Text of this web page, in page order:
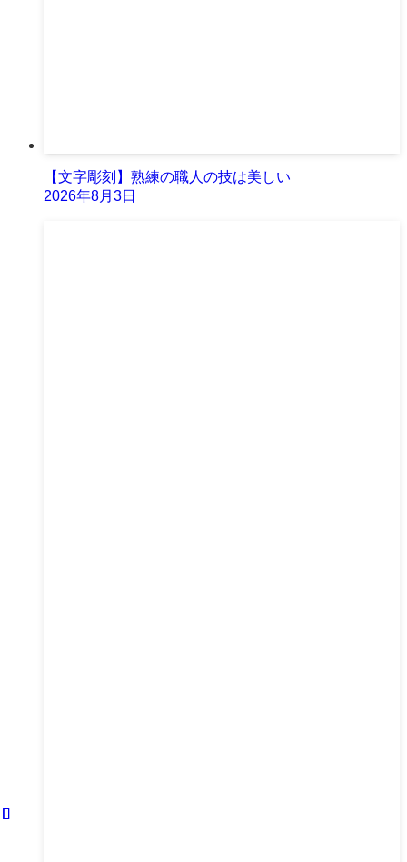
【文字彫刻】熟練の職人の技は美しい
2026年8月3日